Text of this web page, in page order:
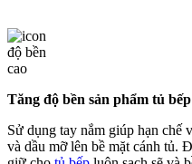
Tăng độ bền sản phẩm tủ bếp
Sử dụng tay nắm giúp hạn chế
và dầu mỡ lên bề mặt cánh tủ.